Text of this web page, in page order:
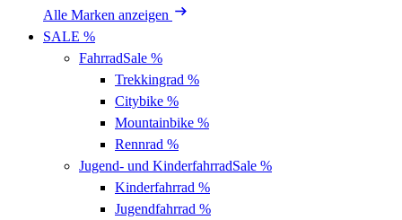
Alle Marken anzeigen
SALE %
FahrradSale %
Trekkingrad %
Citybike %
Mountainbike %
Rennrad %
Jugend- und KinderfahrradSale %
Kinderfahrrad %
Jugendfahrrad %